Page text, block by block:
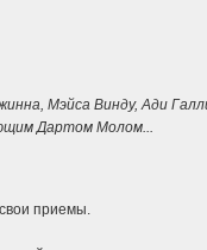
Мэйса Винду, Ади
Дартом Молом...
приемы.